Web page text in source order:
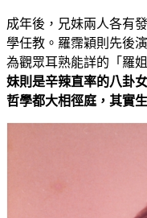
成年後，兄妹兩人各有
學任教。羅霈穎則先後
為觀眾耳熟能詳的「羅姐
妹則是辛辣直率的八卦
哲學都大相徑庭，其實